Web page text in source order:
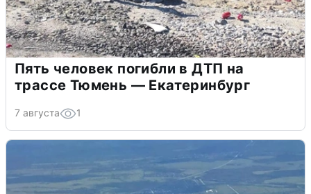
Пять человек погибли в ДТП на
трассе Тюмень — Екатеринбург
7 августа 1